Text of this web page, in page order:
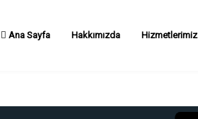
Ana Sayfa Hakkımızda Hizmetlerimiz